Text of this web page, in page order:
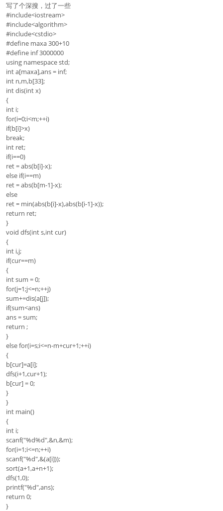
写了个深搜，过了一些
#include<iostream>
#include<algorithm>
#include<cstdio>
#define maxa 300+10
#define inf 3000000
using namespace std;
int a[maxa],ans = inf;
int n,m,b[33];
int dis(int x)
{
int i;
for(i=0;i<m;++i)
if(b[i]>x)
break;
int ret;
if(i==0)
ret = abs(b[i]-x);
else if(i==m)
ret = abs(b[m-1]-x);
else
ret = min(abs(b[i]-x),abs(b[i-1]-x));
return ret;
}
void dfs(int s,int cur)
{
int i,j;
if(cur==m)
{
int sum = 0;
for(j=1;j<=n;++j)
sum+=dis(a[j]);
if(sum<ans)
ans = sum;
return ;
}
else for(i=s;i<=n-m+cur+1;++i)
{
b[cur]=a[i];
dfs(i+1,cur+1);
b[cur] = 0;
}
}
int main()
{
int i;
scanf("%d%d",&n,&m);
for(i=1;i<=n;++i)
scanf("%d",&(a[i]));
sort(a+1,a+n+1);
dfs(1,0);
printf("%d",ans);
return 0;
}